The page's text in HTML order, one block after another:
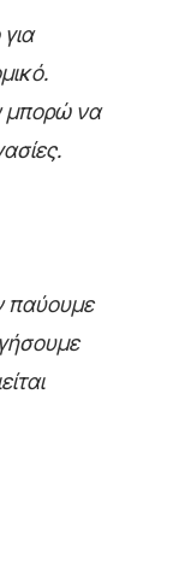
μπορώ να
παύουμε